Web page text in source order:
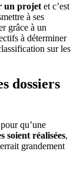
un projet et c’est
à ses
grâce à un
à déterminer
sur les
dossiers
qu’une
soient réalisées,
grandement